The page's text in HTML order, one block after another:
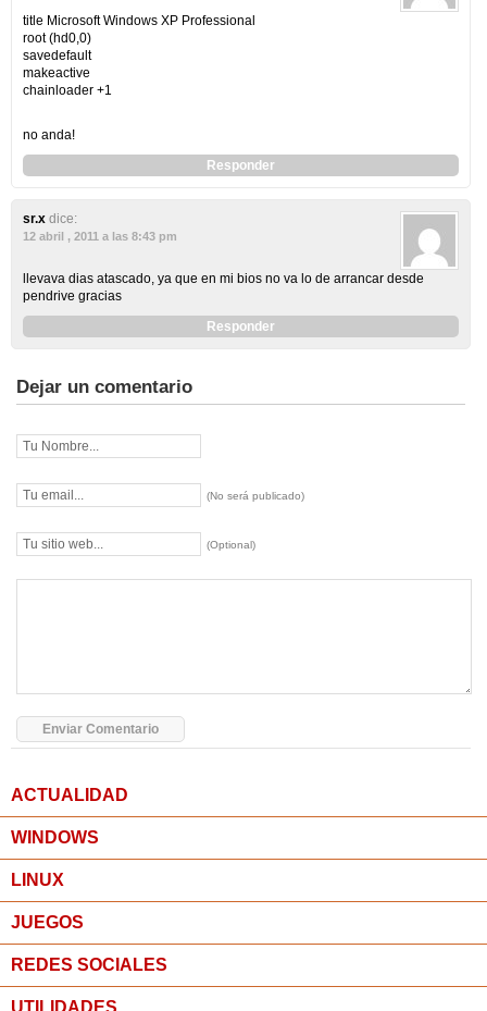
title Microsoft Windows XP Professional
root (hd0,0)
savedefault
makeactive
chainloader +1
no anda!
Responder
sr.x dice:
12 abril , 2011 a las 8:43 pm
llevava dias atascado, ya que en mi bios no va lo de arrancar desde
pendrive gracias
Responder
Dejar un comentario
(No será publicado)
(Optional)
ACTUALIDAD
WINDOWS
LINUX
JUEGOS
REDES SOCIALES
UTILIDADES